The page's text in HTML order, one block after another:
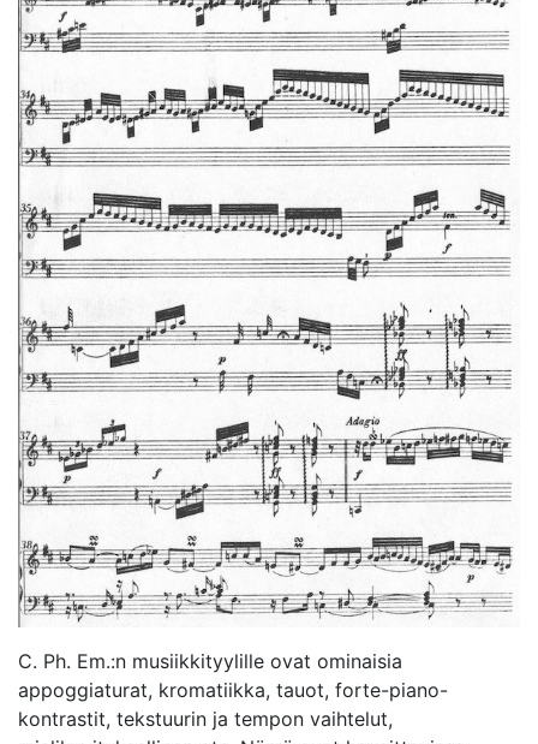
C. Ph. Em.:n musiikkityylille ovat ominaisia
appoggiaturat, kromatiikka, tauot, forte-piano-
kontrastit, tekstuurin ja tempon vaihtelut,